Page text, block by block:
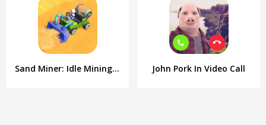
Sand Miner: Idle Mining Game John Pork In Video Call